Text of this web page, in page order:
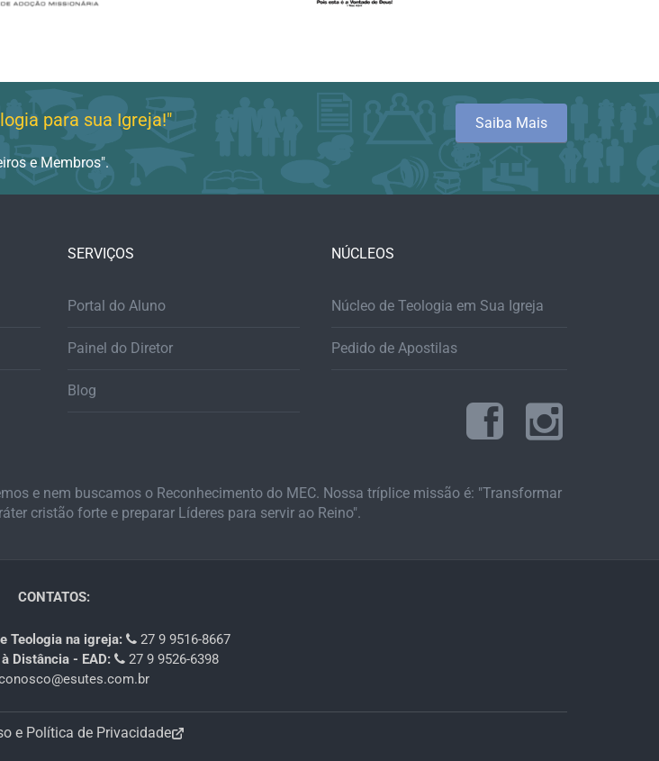
para sua Igreja!"
e Membros".
Saiba Mais
SERVIÇOS
Portal do Aluno
Painel do Diretor
Blog
NÚCLEOS
Núcleo de Teologia em Sua Igreja
Pedido de Apostilas
e nem buscamos o Reconhecimento do MEC. Nossa tríplice missão é: "Transformar
cristão forte e preparar Líderes para servir ao Reino".
CONTATOS:
Teologia na igreja:
27 9 9516-8667
Distância - EAD:
27 9 9526-6398
e Política de Privacidade